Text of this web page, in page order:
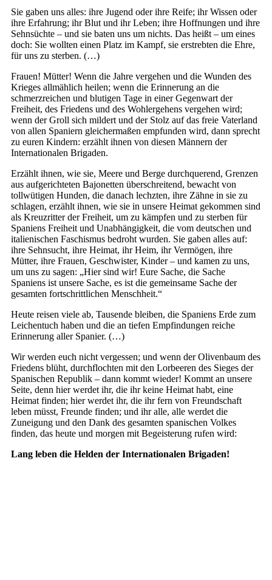
Sie gaben uns alles: ihre Jugend oder ihre Reife; ihr Wissen oder
ihre Erfahrung; ihr Blut und ihr Leben; ihre Hoffnungen und ihre
Sehnsüchte – und sie baten uns um nichts. Das heißt – um eines
doch: Sie wollten einen Platz im Kampf, sie erstrebten die Ehre,
für uns zu sterben. (…)
Frauen! Mütter! Wenn die Jahre vergehen und die Wunden des
Krieges allmählich heilen; wenn die Erinnerung an die
schmerzreichen und blutigen Tage in einer Gegenwart der
Freiheit, des Friedens und des Wohlergehens vergehen wird;
wenn der Groll sich mildert und der Stolz auf das freie Vaterland
von allen Spaniern gleichermaßen empfunden wird, dann sprecht
zu euren Kindern: erzählt ihnen von diesen Männern der
Internationalen Brigaden.
Erzählt ihnen, wie sie, Meere und Berge durchquerend, Grenzen
aus aufgerichteten Bajonetten überschreitend, bewacht von
tollwütigen Hunden, die danach lechzten, ihre Zähne in sie zu
schlagen, erzählt ihnen, wie sie in unsere Heimat gekommen sind
als Kreuzritter der Freiheit, um zu kämpfen und zu sterben für
Spaniens Freiheit und Unabhängigkeit, die vom deutschen und
italienischen Faschismus bedroht wurden. Sie gaben alles auf:
ihre Sehnsucht, ihre Heimat, ihr Heim, ihr Vermögen, ihre
Mütter, ihre Frauen, Geschwister, Kinder – und kamen zu uns,
um uns zu sagen: „Hier sind wir! Eure Sache, die Sache
Spaniens ist unsere Sache, es ist die gemeinsame Sache der
gesamten fortschrittlichen Menschheit.“
Heute reisen viele ab, Tausende bleiben, die Spaniens Erde zum
Leichentuch haben und die an tiefen Empfindungen reiche
Erinnerung aller Spanier. (…)
Wir werden euch nicht vergessen; und wenn der Olivenbaum des
Friedens blüht, durchflochten mit den Lorbeeren des Sieges der
Spanischen Republik – dann kommt wieder! Kommt an unsere
Seite, denn hier werdet ihr, die ihr keine Heimat habt, eine
Heimat finden; hier werdet ihr, die ihr fern von Freundschaft
leben müsst, Freunde finden; und ihr alle, alle werdet die
Zuneigung und den Dank des gesamten spanischen Volkes
finden, das heute und morgen mit Begeisterung rufen wird:
Lang leben die Helden der Internationalen Brigaden!